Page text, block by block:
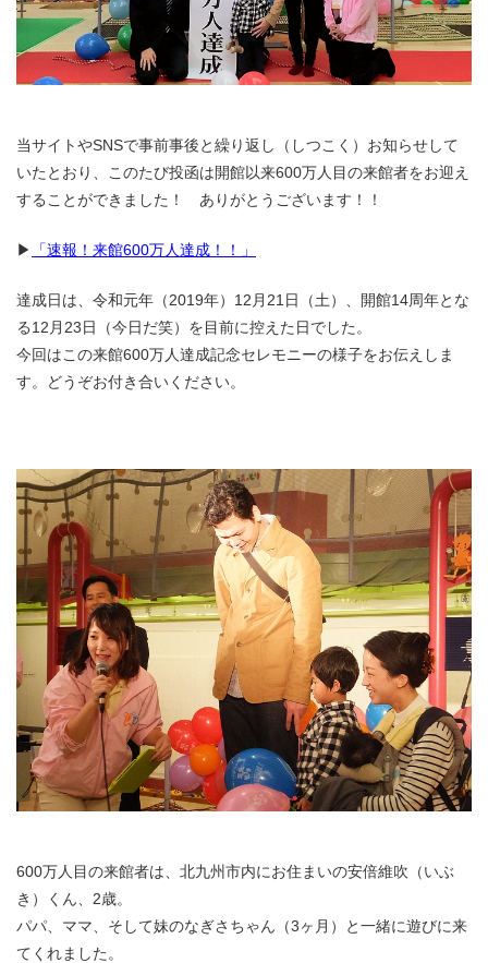
当サイトやSNSで事前事後と繰り返し（しつこく）お知らせして
いたとおり、このたび投函は開館以来600万人目の来館者をお迎え
することができました！ ありがとうございます！！
▶ 「速報！来館600万人達成！！」
達成日は、令和元年（2019年）12月21日（土）、開館14周年とな
る12月23日（今日だ笑）を目前に控えた日でした。
今回はこの来館600万人達成記念セレモニーの様子をお伝えしま
す。どうぞお付き合いください。
600万人目の来館者は、北九州市内にお住まいの安倍維吹（いぶ
き）くん、2歳。
パパ、ママ、そして妹のなぎさちゃん（3ヶ月）と一緒に遊びに来
てくれました。